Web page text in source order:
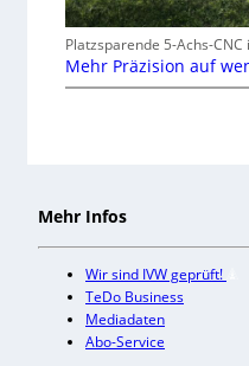
Platzsparende 5-Achs-
Mehr Präzision auf
Mehr Infos
Wir sind IVW geprüft!
TeDo Business
Mediadaten
Abo-Service